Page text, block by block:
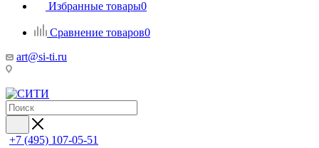
Избранные товары0
Сравнение товаров0
art@si-ti.ru
+7 (495) 107-05-51